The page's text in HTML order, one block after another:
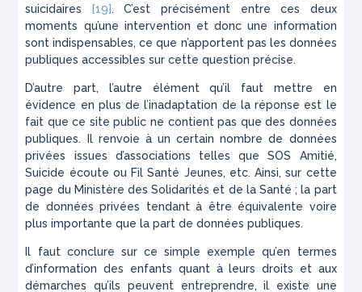
suicidaires
[19]. C’est précisément entre ces deux
moments qu’une intervention et donc une information
sont indispensables, ce que n’apportent pas les données
publiques accessibles sur cette question précise.
D’autre part, l’autre élément qu’il faut mettre en
évidence en plus de l’inadaptation de la réponse est le
fait que ce site public ne contient pas que des données
publiques. Il renvoie à un certain nombre de données
privées issues d’associations telles que SOS Amitié,
Suicide écoute ou Fil Santé Jeunes, etc. Ainsi, sur cette
page du Ministère des Solidarités et de la Santé ; la part
de données privées tendant à être équivalente voire
plus importante que la part de données publiques.
Il faut conclure sur ce simple exemple qu’en termes
d’information des enfants quant à leurs droits et aux
démarches qu’ils peuvent entreprendre, il existe une